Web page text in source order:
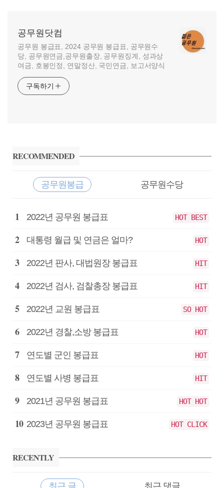
공무원닷컴
공무원 봉급표, 2024 공무원 봉급표, 공무원수
당, 공무원연금,공무원출장, 공무원징계, 성과상
여금, 호봉인정, 연말정산, 국민연금, 보고서양식
구독하기
RECOMMENDED
공무원봉급 공무원수당
공
원
급
2022년 공무원 봉급표 HOT BEST
대통령 월급 및 연금은 얼마? HOT
2022년 판사, 대법원장 봉급표 HIT
2022년 검사, 검찰총장 봉급표 HIT
2022년 교원 봉급표 SO HOT
2022년 경찰,소방 봉급표 HOT
연도별 군인 봉급표 HOT
연도별 사병 봉급표 HIT
2021년 공무원 봉급표 HOT HOT
2023년 공무원 봉급표 HOT CLICK
RECENTLY